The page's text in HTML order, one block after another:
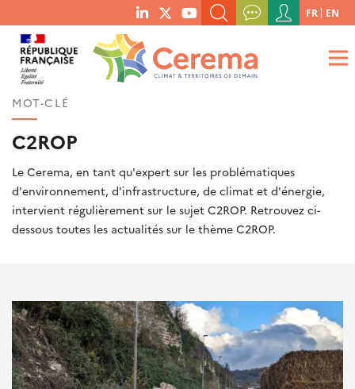
menu
social
links
RECHERCHER UN MOT-CLÉ, UNE PUBLICATION, ETC.
QUE RECHERCHEZ-VOUS ?
Menu
du
compte
de
FR EN
MOT-CLÉ
C2ROP
Le Cerema, en tant qu'expert sur les problématiques
d'environnement, d'infrastructure, de climat et d'énergie,
intervient régulièrement sur le sujet C2ROP. Retrouvez ci-
dessous toutes les actualités sur le thème C2ROP.